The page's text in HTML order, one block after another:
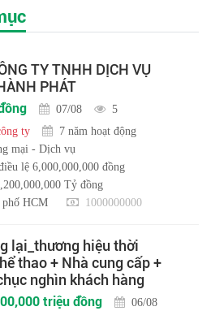
TY TNHH DỊCH VỤ
PHÁT
07/08
5
ty
7 năm hoạt động
mại - Dịch vụ
lệ 6,000,000,000 đồng
Tỷ đồng
phố HCM
1000000000
lại_thương hiệu thời
thao + Nhà cung cấp +
nghìn khách hàng
triệu đồng
06/08